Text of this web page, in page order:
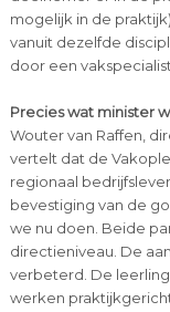
mogelijk in de
vanuit dezelfde
door een
Precies wat minister
Wouter van Raffen,
vertelt dat de
regionaal
bevestiging van de
we nu doen. Beide
directieniveau. De
verbeterd. De
werken